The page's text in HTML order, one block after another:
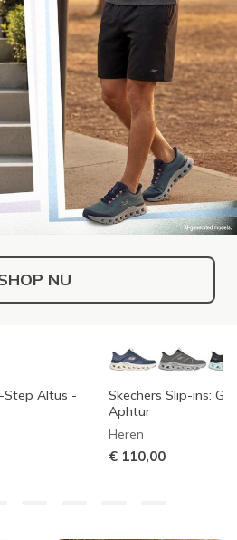
NU
Step Altus -
Skechers Slip-ins:
Aphtur
Heren
€ 110,00